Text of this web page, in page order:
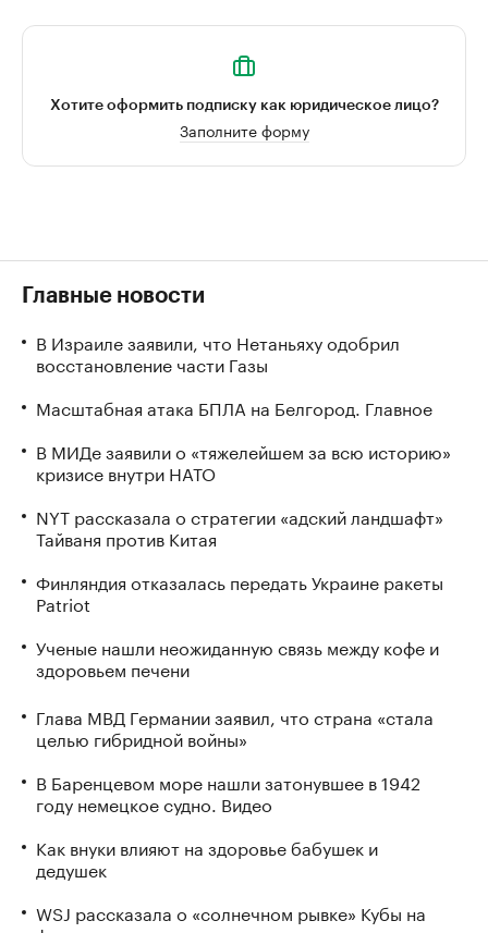
Хотите оформить подписку как юридическое лицо?
Заполните форму
Главные новости
В Израиле заявили, что Нетаньяху одобрил
восстановление части Газы
Масштабная атака БПЛА на Белгород. Главное
В МИДе заявили о «тяжелейшем за всю историю»
кризисе внутри НАТО
NYT рассказала о стратегии «адский ландшафт»
Тайваня против Китая
Финляндия отказалась передать Украине ракеты
Patriot
Ученые нашли неожиданную связь между кофе и
здоровьем печени
Глава МВД Германии заявил, что страна «стала
целью гибридной войны»
В Баренцевом море нашли затонувшее в 1942
году немецкое судно. Видео
Как внуки влияют на здоровье бабушек и
дедушек
WSJ рассказала о «солнечном рывке» Кубы на